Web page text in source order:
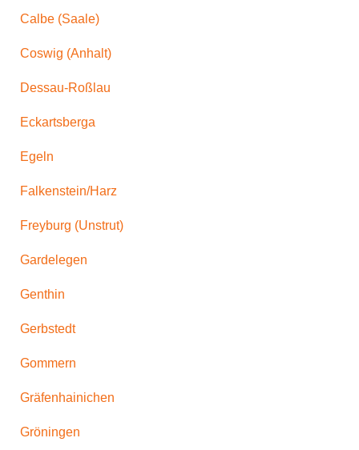
Calbe (Saale)
Coswig (Anhalt)
Dessau-Roßlau
Eckartsberga
Egeln
Falkenstein/Harz
Freyburg (Unstrut)
Gardelegen
Genthin
Gerbstedt
Gommern
Gräfenhainichen
Gröningen